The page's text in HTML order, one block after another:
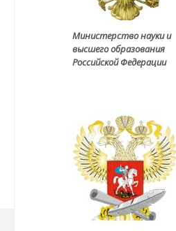
Министерство науки и
высшего образования
Российской Федерации